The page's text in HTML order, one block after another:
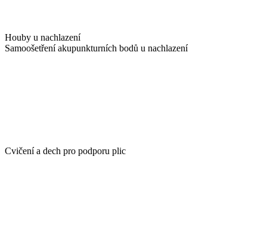
Houby u nachlazení
Samoošetření akupunkturních bodů u nachlazení
Cvičení a dech pro podporu plic